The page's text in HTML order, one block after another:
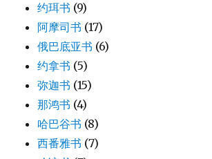
约珥书 (9)
阿摩司书 (17)
俄巴底亚书 (6)
约拿书 (5)
弥迦书 (15)
那鸿书 (4)
哈巴谷书 (8)
西番雅书 (7)